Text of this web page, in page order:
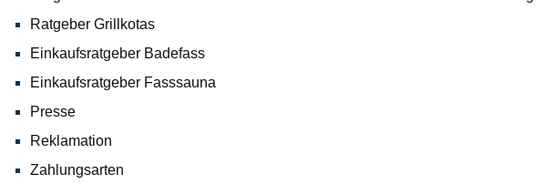
Ratgeber Grillkotas
Einkaufsratgeber Badefass
Einkaufsratgeber Fasssauna
Presse
Reklamation
Zahlungsarten